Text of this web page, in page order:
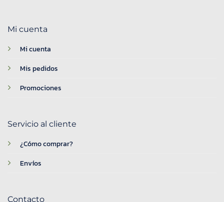
Mi cuenta
Mi cuenta
Mis pedidos
Promociones
Servicio al cliente
¿Cómo comprar?
Envíos
Contacto